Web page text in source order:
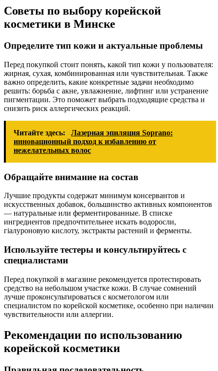
Советы по выбору корейской
косметики в Минске
Определите тип кожи и актуальные проблемы
Перед покупкой стоит понять, какой тип кожи у пользователя:
жирная, сухая, комбинированная или чувствительная. Также
важно определить, какие конкретные задачи необходимо
решить: борьба с акне, увлажнение, лифтинг или устранение
пигментации. Это поможет выбрать подходящие средства и
снизить риск аллергических реакций.
Читайте здесь:
Лазерная эпиляция Soprano:
инновационный подход к избавлению от
нежелательных волос
Обращайте внимание на состав
Лучшие продукты содержат минимум консервантов и
искусственных добавок, большинство активных компонентов
— натуральные или ферментированные. В списке
ингредиентов предпочтительнее искать водоросли,
гіалуроновую кислоту, экстракты растений и ферменты.
Используйте тестеры и консультируйтесь с
специалистами
Перед покупкой в магазине рекомендуется протестировать
средство на небольшом участке кожи. В случае сомнений
лучше проконсультироваться с косметологом или
специалистом по корейской косметике, особенно при наличии
чувствительности или аллергии.
Рекомендации по использованию
корейской косметики